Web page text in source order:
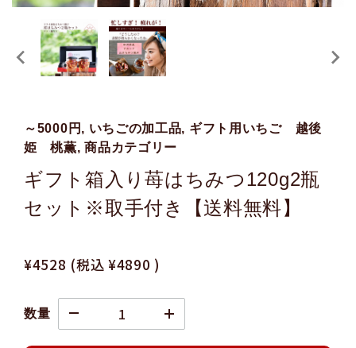
～5000円, いちごの加工品, ギフト用いちご 越後
姫 桃薫, 商品カテゴリー
ギフト箱入り苺はちみつ120g2瓶
セット※取手付き【送料無料】
¥4528 (税込¥4890 )
数量